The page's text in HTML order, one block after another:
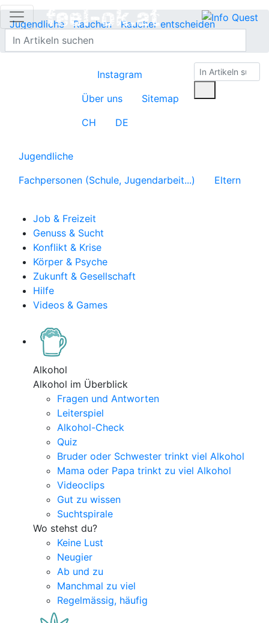
Jugendliche Rauchen
Raucher entscheiden
Übersicht
Instagram
Über uns
Sitemap
CH
DE
Jugendliche
Fachpersonen (Schule, Jugendarbeit...)
Eltern
Job & Freizeit
Genuss & Sucht
Konflikt & Krise
Körper & Psyche
Zukunft & Gesellschaft
Hilfe
Videos & Games
Alkohol
Alkohol im Überblick
Fragen und Antworten
Leiterspiel
Alkohol-Check
Quiz
Bruder oder Schwester trinkt viel Alkohol
Mama oder Papa trinkt zu viel Alkohol
Videoclips
Gut zu wissen
Suchtspirale
Wo stehst du?
Keine Lust
Neugier
Ab und zu
Manchmal zu viel
Regelmässig, häufig